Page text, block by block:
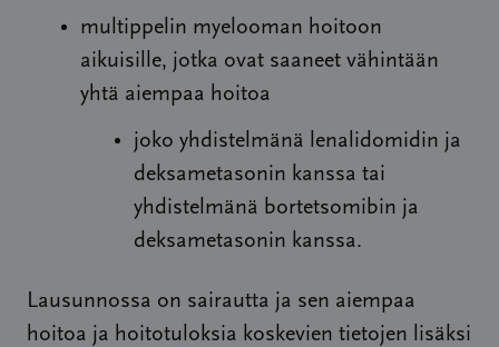
multippelin myelooman hoitoon
aikuisille, jotka ovat saaneet vähintään
yhtä aiempaa hoitoa
joko yhdistelmänä lenalidomidin ja
deksametasonin kanssa tai
yhdistelmänä bortetsomibin ja
deksametasonin kanssa.
Lausunnossa on sairautta ja sen aiempaa
hoitoa ja hoitotuloksia koskevien tietojen lisäksi